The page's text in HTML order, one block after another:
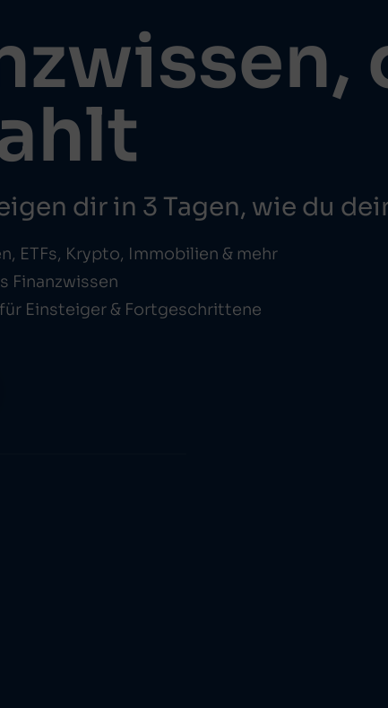
dir in 3 Tagen, wie du
ETFs, Krypto, Immobilien & mehr
Finanzwissen
Einsteiger & Fortgeschrittene